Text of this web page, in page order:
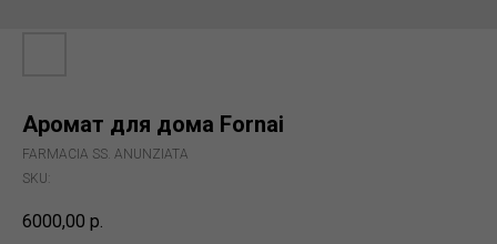
Аромат для дома Fornai
FARMACIA SS. ANUNZIATA
SKU:
6000,00 р.